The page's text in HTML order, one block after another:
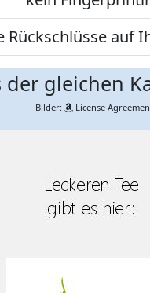
Rückschlüsse auf
der gleichen
Bilder: License